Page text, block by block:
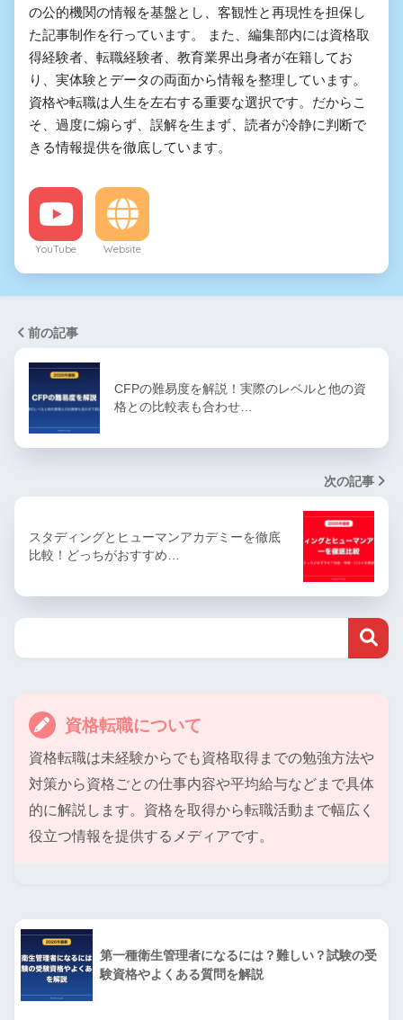
の公的機関の情報を基盤とし、客観性と再現性を担保し
た記事制作を行っています。 また、編集部内には資格取
得経験者、転職経験者、教育業界出身者が在籍してお
り、実体験とデータの両面から情報を整理しています。
資格や転職は人生を左右する重要な選択です。だからこ
そ、過度に煽らず、誤解を生まず、読者が冷静に判断で
きる情報提供を徹底しています。
YouTube Website
前の記事
CFPの難易度を解説！実際のレベルと他の資
格との比較表も合わせ…
次の記事
スタディングとヒューマンアカデミーを徹底
比較！どっちがおすすめ…
資格転職について
資格転職は未経験からでも資格取得までの勉強方法や
対策から資格ごとの仕事内容や平均給与などまで具体
的に解説します。資格を取得から転職活動まで幅広く
役立つ情報を提供するメディアです。
第一種衛生管理者になるには？難しい？試験の受
験資格やよくある質問を解説